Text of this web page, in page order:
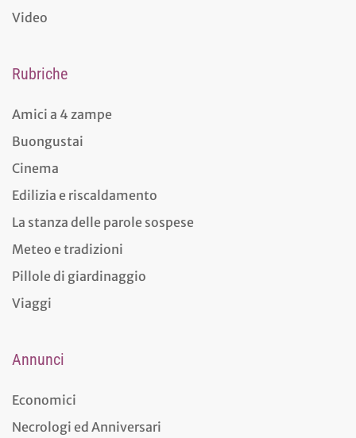
Video
Rubriche
Amici a 4 zampe
Buongustai
Cinema
Edilizia e riscaldamento
La stanza delle parole sospese
Meteo e tradizioni
Pillole di giardinaggio
Viaggi
Annunci
Economici
Necrologi ed Anniversari